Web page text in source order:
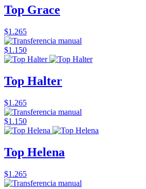
Top Grace
$1.265
$1.150
Top Halter
$1.265
$1.150
Top Helena
$1.265